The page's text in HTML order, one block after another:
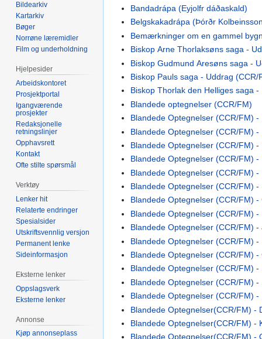
Bandadrápa (Eyjolfr dáðaskald)
Belgskakadrápa (Þórðr
Bemærkninger om en gammel
Biskop Arne Thorlaksøns saga -
Biskop Gudmund Aresøns saga -
Biskop Pauls saga - Uddrag (CCR/
Biskop Thorlak den Helliges saga
Blandede optegnelser (CCR/FM)
Blandede Optegnelser (CCR/FM)
Blandede Optegnelser (CCR/FM)
Blandede Optegnelser (CCR/FM)
Blandede Optegnelser (CCR/FM) -
Blandede Optegnelser (CCR/FM)
Blandede Optegnelser (CCR/FM)
Blandede Optegnelser (CCR/FM)
Blandede Optegnelser (CCR/FM)
Blandede Optegnelser (CCR/FM) -
Blandede Optegnelser (CCR/FM) -
Blandede Optegnelser (CCR/FM) -
Blandede Optegnelser (CCR/FM) -
Blandede Optegnelser (CCR/FM) -
Blandede Optegnelser (CCR/FM)
Blandede Optegnelser(CCR/FM) -
Blandede Optegnelser(CCR/FM) -
Blandede Optegnelser(CCR/FM) -
Bildearkiv
Kartarkiv
Bøger
Norrøne læremidler
Film og underholdning
Hjelpesider
Arbeidskontoret
Prosjektportal
Igangværende
prosjekter
Redaksjonelle
retningslinjer
Opphavsrett
Kontakt
Ofte stilte spørsmål
Verktøy
Lenker hit
Relaterte endringer
Spesialsider
Utskriftsvennlig versjon
Permanent lenke
Sideinformasjon
Eksterne lenker
Oppslagsverk
Eksterne lenker
Annonse
Kjøp annonseplass